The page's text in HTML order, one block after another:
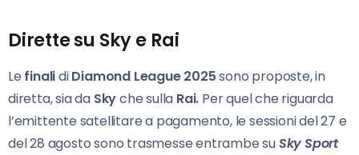
Dirette su Sky e Rai
Le finalidiDiamond League 2025sono proposte, in
diretta, sia da Skyche sulla Rai. Per quel che riguarda
l’emittente satellitare a pagamento, le sessioni del 27 e
del 28 agosto sono trasmesse entrambe suSky Sport